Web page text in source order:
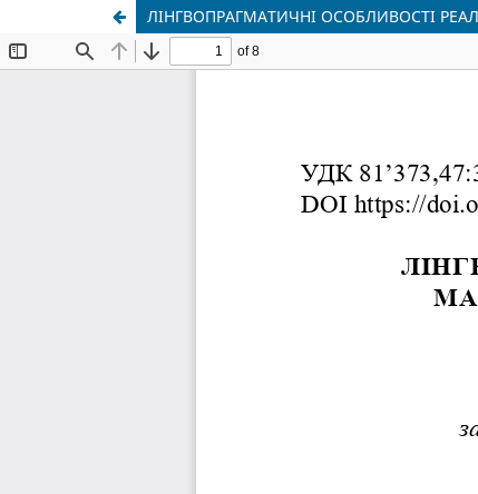
ЛІНГВОПРАГМАТИЧНІ ОСОБЛИВОСТІ